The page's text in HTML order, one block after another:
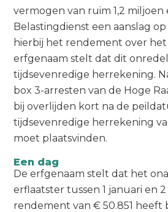
vermogen van ruim 1,2
Belastingdienst een aanslag
hierbij het rendement over het
erfgenaam stelt dat dit
tijdsevenredige herrekening.
box 3-arresten van de Hoge
bij overlijden kort na de
tijdsevenredige herrekening
moet plaatsvinden.
Een dag
De erfgenaam stelt dat het
erflaatster tussen 1 januari en
rendement van € 50.851 heeft